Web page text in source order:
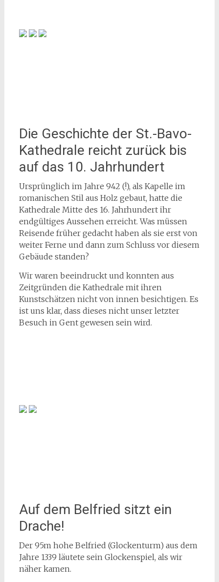
Die Geschichte der St.-Bavo-
Kathedrale reicht zurück bis
auf das 10. Jahrhundert
Ursprünglich im Jahre 942 (!), als Kapelle im
romanischen Stil aus Holz gebaut, hatte die
Kathedrale Mitte des 16. Jahrhundert ihr
endgültiges Aussehen erreicht. Was müssen
Reisende früher gedacht haben als sie erst von
weiter Ferne und dann zum Schluss vor diesem
Gebäude standen?
Wir waren beeindruckt und konnten aus
Zeitgründen die Kathedrale mit ihren
Kunstschätzen nicht von innen besichtigen. Es
ist uns klar, dass dieses nicht unser letzter
Besuch in Gent gewesen sein wird.
Auf dem Belfried sitzt ein
Drache!
Der 95m hohe Belfried (Glockenturm) aus dem
Jahre 1339 läutete sein Glockenspiel, als wir
näher kamen.